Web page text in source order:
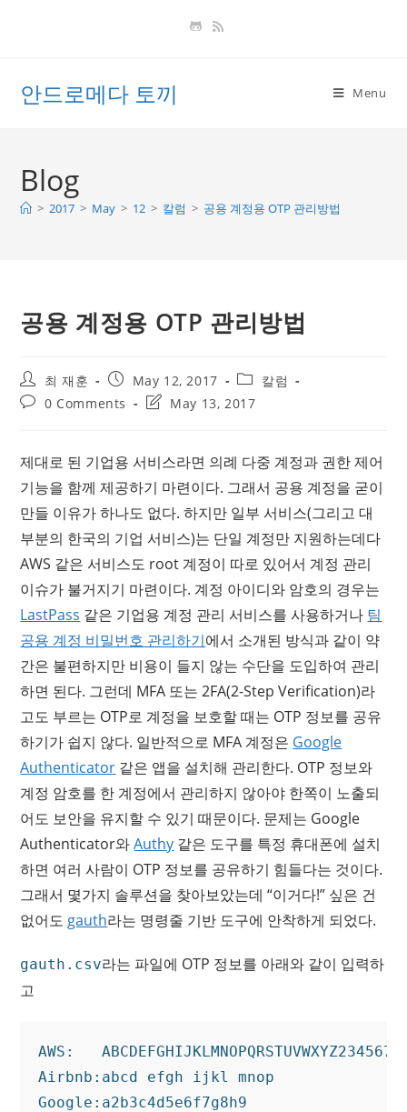
안드로메다 토끼 Menu
Blog
> 2017 > May > 12 > 칼럼 > 공용 계정용 OTP 관리방법
공용 계정용 OTP 관리방법
Post
author:
최 재훈
Post
published:
May 12, 2017
Post
category:
칼럼
Post0 Comments
PostMay 13, 2017
제대로 된 기업용 서비스라면 의례 다중 계정과 권한 제어
기능을 함께 제공하기 마련이다. 그래서 공용 계정을 굳이
만들 이유가 하나도 없다. 하지만 일부 서비스(그리고 대
부분의 한국의 기업 서비스)는 단일 계정만 지원하는데다
AWS 같은 서비스도 root 계정이 따로 있어서 계정 관리
이슈가 불거지기 마련이다. 계정 아이디와 암호의 경우는
LastPass 같은 기업용 계정 관리 서비스를 사용하거나 팀
공용 계정 비밀번호 관리하기에서 소개된 방식과 같이 약
간은 불편하지만 비용이 들지 않는 수단을 도입하여 관리
하면 된다. 그런데 MFA 또는 2FA(2-Step Verification)라
고도 부르는 OTP로 계정을 보호할 때는 OTP 정보를 공유
하기가 쉽지 않다. 일반적으로 MFA 계정은 Google
Authenticator 같은 앱을 설치해 관리한다. OTP 정보와
계정 암호를 한 계정에서 관리하지 않아야 한쪽이 노출되
어도 보안을 유지할 수 있기 때문이다. 문제는 Google
Authenticator와Authy 같은 도구를 특정 휴대폰에 설치
하면 여러 사람이 OTP 정보를 공유하기 힘들다는 것이다.
그래서 몇가지 솔루션을 찾아보았는데 “이거다!” 싶은 건
없어도 gauth라는 명령줄 기반 도구에 안착하게 되었다.
gauth.csv라는 파일에 OTP 정보를 아래와 같이 입력하
고
AWS:
Airbnb:abcd efgh ijkl mnop
Google:a2b3c4d5e6f7g8h9